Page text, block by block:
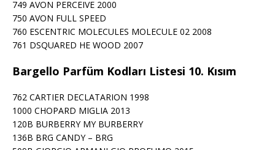
749 AVON PERCEIVE 2000
750 AVON FULL SPEED
760 ESCENTRIC MOLECULES MOLECULE 02 2008
761 DSQUARED HE WOOD 2007
Bargello Parfüm Kodları Listesi 10. Kısım
762 CARTIER DECLATARION 1998
1000 CHOPARD MIGLIA 2013
120B BURBERRY MY BURBERRY
136B BRG CANDY – BRG